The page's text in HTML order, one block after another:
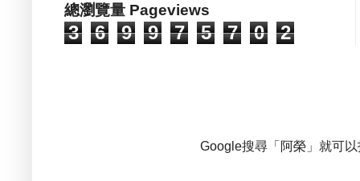
總瀏覽量 Pageviews
3 6 9 9 7 5 7 0 2
Google搜尋「阿榮」就可